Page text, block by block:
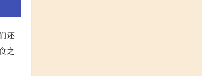
还
之